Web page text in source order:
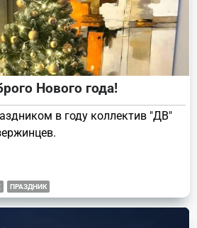
Нового года!
в году коллектив "ДВ"
ПРАЗДНИК